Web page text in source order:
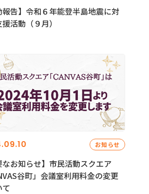
報告】令和６年能登半島地震に対
活動（９月）
お知らせ
なお知らせ】市民活動スクエア
谷町」会議室利用料金の変更
て